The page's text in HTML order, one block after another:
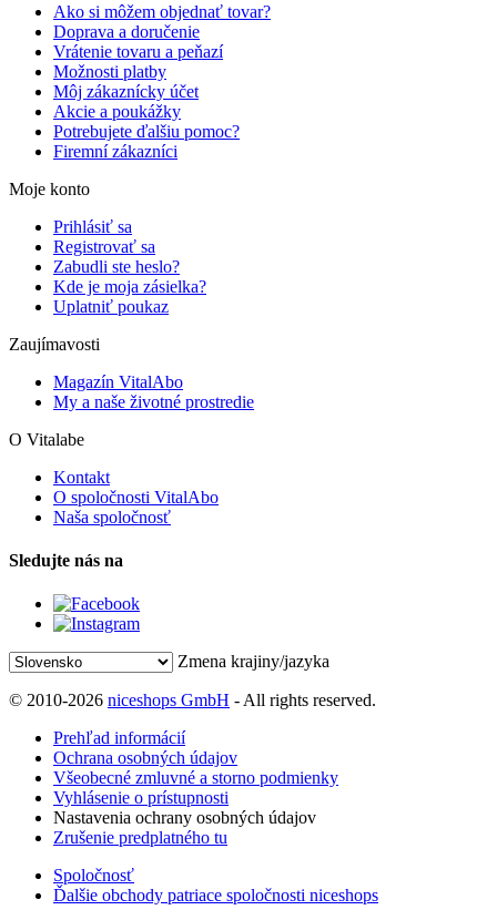
Ako si môžem objednať tovar?
Doprava a doručenie
Vrátenie tovaru a peňazí
Možnosti platby
Môj zákaznícky účet
Akcie a poukážky
Potrebujete ďalšiu pomoc?
Firemní zákazníci
Moje konto
Prihlásiť sa
Registrovať sa
Zabudli ste heslo?
Kde je moja zásielka?
Uplatniť poukaz
Zaujímavosti
Magazín VitalAbo
My a naše životné prostredie
O Vitalabe
Kontakt
O spoločnosti VitalAbo
Naša spoločnosť
Sledujte nás na
Zmena krajiny/jazyka
© 2010-2026 niceshops GmbH - All rights reserved.
Prehľad informácií
Ochrana osobných údajov
Všeobecné zmluvné a storno podmienky
Vyhlásenie o prístupnosti
Nastavenia ochrany osobných údajov
Zrušenie predplatného tu
Spoločnosť
Ďalšie obchody patriace spoločnosti niceshops